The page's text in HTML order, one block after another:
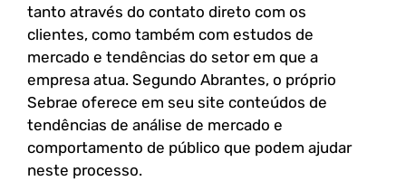
tanto através do contato direto com os
clientes, como também com estudos de
mercado e tendências do setor em que a
empresa atua. Segundo Abrantes, o próprio
Sebrae oferece em seu site conteúdos de
tendências de análise de mercado e
comportamento de público que podem ajudar
neste processo.